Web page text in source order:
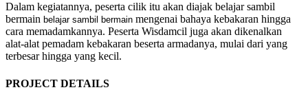
Dalam kegiatannya, peserta cilik itu akan diajak belajar sambil
bermain belajar sambil bermain mengenai bahaya kebakaran hingga
cara memadamkannya. Peserta Wisdamcil juga akan dikenalkan
alat-alat pemadam kebakaran beserta armadanya, mulai dari yang
terbesar hingga yang kecil.
PROJECT DETAILS